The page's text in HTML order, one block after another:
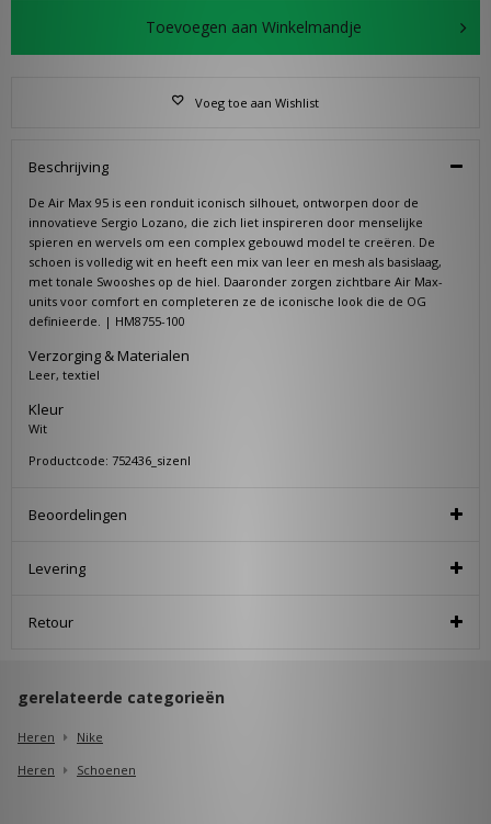
Toevoegen aan Winkelmandje
Voeg toe aan Wishlist
Beschrijving
De Air Max 95 is een ronduit iconisch silhouet, ontworpen door de
innovatieve Sergio Lozano, die zich liet inspireren door menselijke
spieren en wervels om een complex gebouwd model te creëren. De
schoen is volledig wit en heeft een mix van leer en mesh als basislaag,
met tonale Swooshes op de hiel. Daaronder zorgen zichtbare Air Max-
units voor comfort en completeren ze de iconische look die de OG
definieerde. | HM8755-100
Verzorging & Materialen
Leer, textiel
Kleur
Wit
Productcode: 752436_sizenl
Beoordelingen
Levering
Retour
gerelateerde categorieën
Heren
Nike
Heren
Schoenen